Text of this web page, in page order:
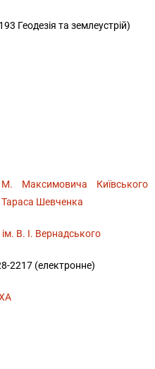
193 Геодезія та землеустрій)
Максимовича Київського
Тараса Шевченка
В. І. Вернадського
2217 (електронне)